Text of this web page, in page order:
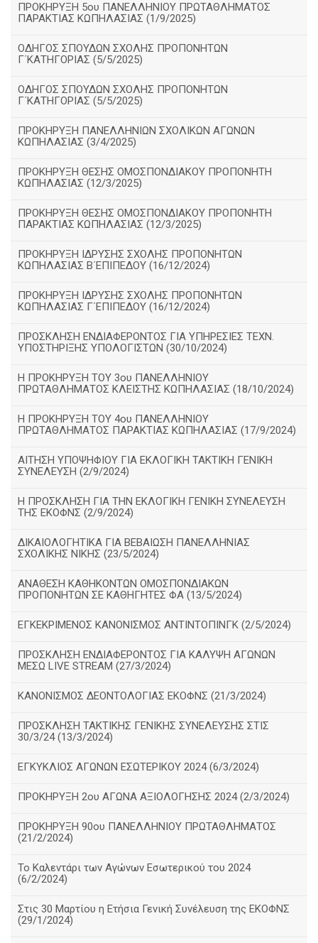
ΠΡΟΚΗΡΥΞΗ 5ου ΠΑΝΕΛΛΗΝΙΟΥ ΠΡΩΤΑΘΛΗΜΑΤΟΣ
ΠΑΡΑΚΤΙΑΣ ΚΩΠΗΛΑΣΙΑΣ (1/9/2025)
ΟΔΗΓΟΣ ΣΠΟΥΔΩΝ ΣΧΟΛΗΣ ΠΡΟΠΟΝΗΤΩΝ
Γ΄ΚΑΤΗΓΟΡΙΑΣ (5/5/2025)
ΟΔΗΓΟΣ ΣΠΟΥΔΩΝ ΣΧΟΛΗΣ ΠΡΟΠΟΝΗΤΩΝ
Γ΄ΚΑΤΗΓΟΡΙΑΣ (5/5/2025)
ΠΡΟΚΗΡΥΞΗ ΠΑΝΕΛΛΗΝΙΩΝ ΣΧΟΛΙΚΩΝ ΑΓΩΝΩΝ
ΚΩΠΗΛΑΣΙΑΣ (3/4/2025)
ΠΡΟΚΗΡΥΞΗ ΘΕΣΗΣ ΟΜΟΣΠΟΝΔΙΑΚΟΥ ΠΡΟΠΟΝΗΤΗ
ΚΩΠΗΛΑΣΙΑΣ (12/3/2025)
ΠΡΟΚΗΡΥΞΗ ΘΕΣΗΣ ΟΜΟΣΠΟΝΔΙΑΚΟΥ ΠΡΟΠΟΝΗΤΗ
ΠΑΡΑΚΤΙΑΣ ΚΩΠΗΛΑΣΙΑΣ (12/3/2025)
ΠΡΟΚΗΡΥΞΗ ΙΔΡΥΣΗΣ ΣΧΟΛΗΣ ΠΡΟΠΟΝΗΤΩΝ
ΚΩΠΗΛΑΣΙΑΣ Β΄ΕΠΙΠΕΔΟΥ (16/12/2024)
ΠΡΟΚΗΡΥΞΗ ΙΔΡΥΣΗΣ ΣΧΟΛΗΣ ΠΡΟΠΟΝΗΤΩΝ
ΚΩΠΗΛΑΣΙΑΣ Γ΄ΕΠΙΠΕΔΟΥ (16/12/2024)
ΠΡΟΣΚΛΗΣΗ ΕΝΔΙΑΦΕΡΟΝΤΟΣ ΓΙΑ ΥΠΗΡΕΣΙΕΣ ΤΕΧΝ.
ΥΠΟΣΤΗΡΙΞΗΣ ΥΠΟΛΟΓΙΣΤΩΝ (30/10/2024)
Η ΠΡΟΚΗΡΥΞΗ ΤΟΥ 3ου ΠΑΝΕΛΛΗΝΙΟΥ
ΠΡΩΤΑΘΛΗΜΑΤΟΣ ΚΛΕΙΣΤΗΣ ΚΩΠΗΛΑΣΙΑΣ (18/10/2024)
Η ΠΡΟΚΗΡΥΞΗ ΤΟΥ 4ου ΠΑΝΕΛΛΗΝΙΟΥ
ΠΡΩΤΑΘΛΗΜΑΤΟΣ ΠΑΡΑΚΤΙΑΣ ΚΩΠΗΛΑΣΙΑΣ (17/9/2024)
ΑΙΤΗΣΗ ΥΠΟΨΗΦΙΟΥ ΓΙΑ ΕΚΛΟΓΙΚΗ ΤΑΚΤΙΚΗ ΓΕΝΙΚΗ
ΣΥΝΕΛΕΥΣΗ (2/9/2024)
Η ΠΡΟΣΚΛΗΣΗ ΓΙΑ ΤΗΝ ΕΚΛΟΓΙΚΗ ΓΕΝΙΚΗ ΣΥΝΕΛΕΥΣΗ
ΤΗΣ ΕΚΟΦΝΣ (2/9/2024)
ΔΙΚΑΙΟΛΟΓΗΤΙΚΑ ΓΙΑ ΒΕΒΑΙΩΣΗ ΠΑΝΕΛΛΗΝΙΑΣ
ΣΧΟΛΙΚΗΣ ΝΙΚΗΣ (23/5/2024)
ΑΝΑΘΕΣΗ ΚΑΘΗΚΟΝΤΩΝ ΟΜΟΣΠΟΝΔΙΑΚΩΝ
ΠΡΟΠΟΝΗΤΩΝ ΣΕ ΚΑΘΗΓΗΤΕΣ ΦΑ (13/5/2024)
ΕΓΚΕΚΡΙΜΕΝΟΣ ΚΑΝΟΝΙΣΜΟΣ ΑΝΤΙΝΤΟΠΙΝΓΚ (2/5/2024)
ΠΡΟΣΚΛΗΣΗ ΕΝΔΙΑΦΕΡΟΝΤΟΣ ΓΙΑ ΚΑΛΥΨΗ ΑΓΩΝΩΝ
ΜΕΣΩ LIVE STREAM (27/3/2024)
ΚΑΝΟΝΙΣΜΟΣ ΔΕΟΝΤΟΛΟΓΙΑΣ ΕΚΟΦΝΣ (21/3/2024)
ΠΡΟΣΚΛΗΣΗ ΤΑΚΤΙΚΗΣ ΓΕΝΙΚΗΣ ΣΥΝΕΛΕΥΣΗΣ ΣΤΙΣ
30/3/24 (13/3/2024)
ΕΓΚΥΚΛΙΟΣ ΑΓΩΝΩΝ ΕΣΩΤΕΡΙΚΟΥ 2024 (6/3/2024)
ΠΡΟΚΗΡΥΞΗ 2ου ΑΓΩΝΑ ΑΞΙΟΛΟΓΗΣΗΣ 2024 (2/3/2024)
ΠΡΟΚΗΡΥΞΗ 90ου ΠΑΝΕΛΛΗΝΙΟΥ ΠΡΩΤΑΘΛΗΜΑΤΟΣ
(21/2/2024)
Το Καλεντάρι των Αγώνων Εσωτερικού του 2024
(6/2/2024)
Στις 30 Μαρτίου η Ετήσια Γενική Συνέλευση της ΕΚΟΦΝΣ
(29/1/2024)